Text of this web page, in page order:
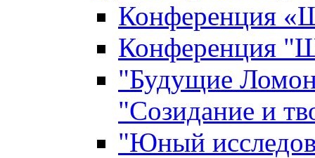
Конференция
Конференция
"Будущие
"Созидание и
"Юный